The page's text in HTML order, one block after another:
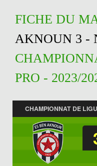
FICHE DU
AKNOUN 3 -
PRO - 2023/
CHAMPIONNAT DE